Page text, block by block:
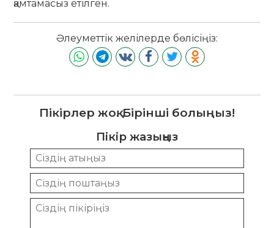
қамтамасыз етілген.
Әлеуметтік желілерде бөлісіңіз:
Пікірлер жоқ. Бірінші болыңыз!
Пікір жазыңыз